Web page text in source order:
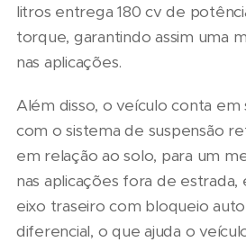
litros entrega 180 cv de
torque, garantindo assim uma
nas aplicações.
Além disso, o veículo conta em
com o sistema de suspensão
em relação ao solo, para um
nas aplicações fora de
eixo traseiro com bloqueio
diferencial, o que ajuda o